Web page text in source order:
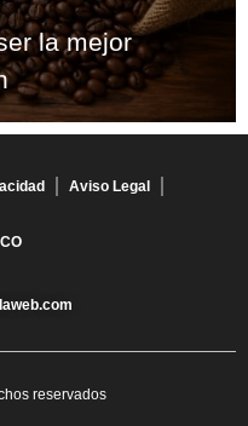
la mejor
Aviso Legal
reservados